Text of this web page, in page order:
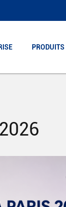
PRODUITS
PRODUITS